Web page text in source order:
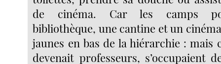
de cinéma. Car les camps
bibliothèque, une cantine et un
jaunes en bas de la hiérarchie : mais
devenait professeurs, s’occupaient